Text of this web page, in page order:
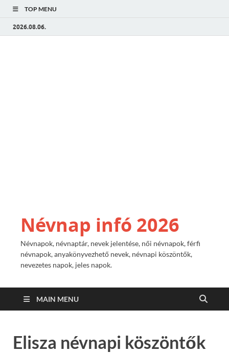
TOP MENU
2026.08.06.
Névnap infó 2026
Névnapok, névnaptár, nevek jelentése, női névnapok, férfi
névnapok, anyakönyvezhető nevek, névnapi köszöntők,
nevezetes napok, jeles napok.
MAIN MENU
Elisza névnapi köszöntők